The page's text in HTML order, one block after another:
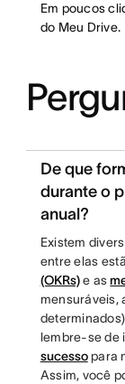
Em poucos
do Meu Drive.
De que
durante o
anual?
Existem
entre elas
(OKRs)e as
mensuráveis,
lembre-se de
sucessopara
Assim, você